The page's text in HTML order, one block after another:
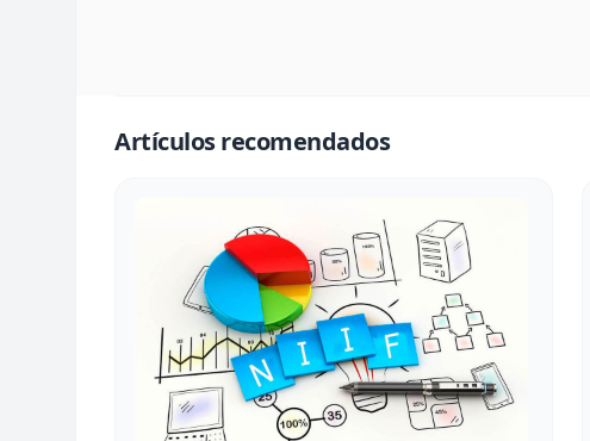
Artículos recomendados